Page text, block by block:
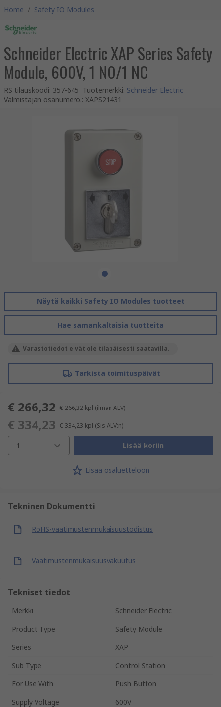
Home / Safety IO Modules
Schneider Electric XAP Series Safety
Module, 600V, 1 NO/1 NC
RS tilauskoodi: 357-645 Tuotemerkki: Schneider Electric
Valmistajan osanumero.: XAPS21431
Näytä kaikki Safety IO Modules tuotteet
Hae samankaltaisia tuotteita
Varastotiedot eivät ole tilapäisesti saatavilla.
Tarkista toimituspäivät
€ 266,32 € 266,32 kpl (ilman ALV)
€ 334,23 € 334,23 kpl (Sis ALV:n)
1 Lisää koriin
Lisää osaluetteloon
Tekninen Dokumentti
RoHS-vaatimustenmukaisuustodistus
Vaatimustenmukaisuusvakuutus
Tekniset tiedot
Merkki
Schneider Electric
Product Type
Safety Module
Series
XAP
Sub Type
Control Station
For Use With
Push Button
Supply Voltage
600V